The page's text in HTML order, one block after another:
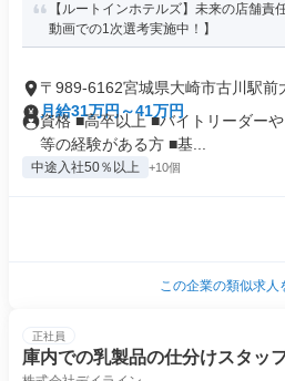
【ルートインホテルズ】未来の店舗責
動画での1次選考実施中！】
〒989-6162宮城県大崎市古川駅前
月給31万円～41万円
資格 ■高卒以上 ■バイトリーダー
等の経験がある方 ■基...
中途入社50％以上 +10個
この企業の類似求人
正社員
庫内での乳製品の仕分けスタッ